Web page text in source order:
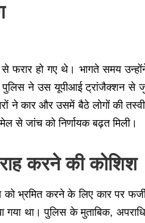
फरार हो गए थे। भागते समय
पुलिस ने उस यूपीआई ट्रांजैक्शन से
ने कार और उसमें बैठे लोगों की
से जांच को निर्णायक बढ़त मिली।
करने की कोशिश
भ्रमित करने के लिए कार पर
था। पुलिस के मुताबिक,